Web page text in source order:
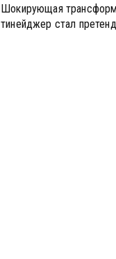
Шокирующая
тинейджер стал